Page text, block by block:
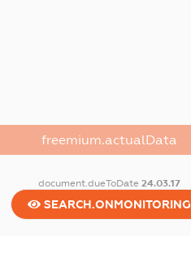
freemium.actualData
document.dueToDate 24.03.17
SEARCH.ONMONITORING